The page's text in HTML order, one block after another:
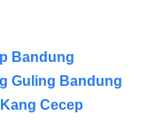
Bandung
Guling Bandung
Cecep